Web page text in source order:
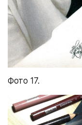
Фото 17.